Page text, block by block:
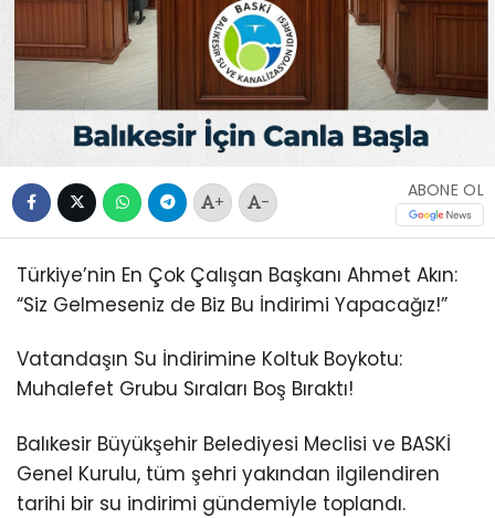
+ -
ABONE OL
Türkiye’nin En Çok Çalışan Başkanı Ahmet Akın:
“Siz Gelmeseniz de Biz Bu İndirimi Yapacağız!”
Vatandaşın Su İndirimine Koltuk Boykotu:
Muhalefet Grubu Sıraları Boş Bıraktı!
Balıkesir Büyükşehir Belediyesi Meclisi ve BASKİ
Genel Kurulu, tüm şehri yakından ilgilendiren
tarihi bir su indirimi gündemiyle toplandı.